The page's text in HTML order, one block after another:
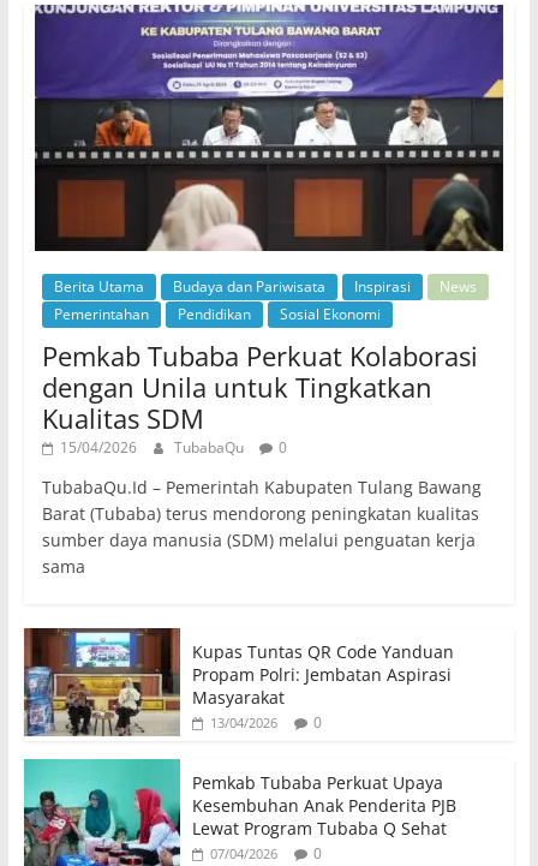
Berita Utama Budaya dan Pariwisata Inspirasi
News
Pemerintahan
Pendidikan Sosial Ekonomi
Pemkab Tubaba Perkuat Kolaborasi
dengan Unila untuk Tingkatkan
Kualitas SDM
15/04/2026 TubabaQu 0
TubabaQu.Id – Pemerintah Kabupaten Tulang Bawang
Barat (Tubaba) terus mendorong peningkatan kualitas
sumber daya manusia (SDM) melalui penguatan kerja
sama
Kupas Tuntas QR Code Yanduan
Propam Polri: Jembatan Aspirasi
Masyarakat
13/04/2026 0
Pemkab Tubaba Perkuat Upaya
Kesembuhan Anak Penderita PJB
Lewat Program Tubaba Q Sehat
07/04/2026 0